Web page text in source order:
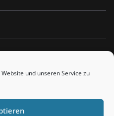
und unseren Service zu